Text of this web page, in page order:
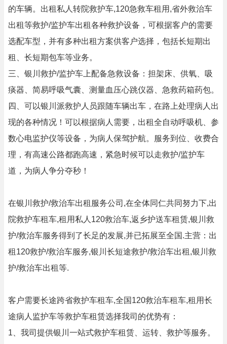
的车辆。出租私人转院救护车,120急救车租用,省外救治车
出租等救护/监护车出租各种救护设备，可根据客户的需要
选配车型，并有多种出租方案供客户选择，包括长短期出
租、长短期包车等业务。
三、银川救护/监护车上配备急救设备：担架床、供氧、吸
痰器、简易呼吸气囊、测量血压心跳仪器、急救药箱药包。
四、可以银川派救护人员跟随车辆出车，在路上处理病人出
现的各种情况！可以根据病人需要，出租全自动呼吸机、参
数心电监护仪等设备，为病人保驾护航。服务到位、收费合
理，有高速公路都跑高速，紧急时候可以走救护/监护车
道，为病人争分夺秒！
在银川救护/救治车出租服务公司,在全体同仁共同努力下,出
院救护车租车,租用私人120救治车,返乡护送车租赁,银川救
护/救治车服务得到了长足的发展,并已拓展至全国.主营：出
租120救护/救治车服务,银川长短途救护/救治车出租,银川救
护/救治车出租等.
客户需要长途跨省救护车租车,全国120救治车租车,租用长
途病人监护车等救护车租赁选择我司的优势有：
1、我司提供银川一站式救护车租赁、运转、救护等服务。